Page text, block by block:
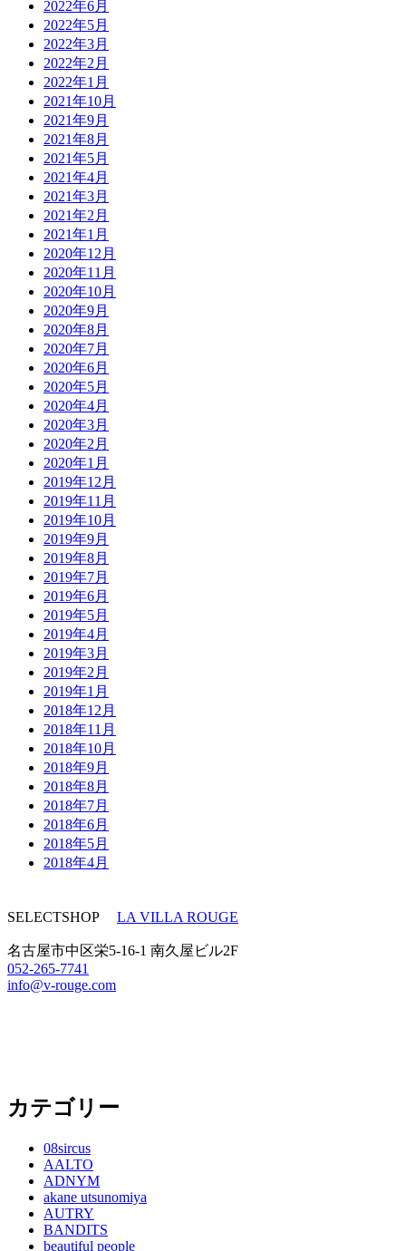
2022年6月
2022年5月
2022年3月
2022年2月
2022年1月
2021年10月
2021年9月
2021年8月
2021年5月
2021年4月
2021年3月
2021年2月
2021年1月
2020年12月
2020年11月
2020年10月
2020年9月
2020年8月
2020年7月
2020年6月
2020年5月
2020年4月
2020年3月
2020年2月
2020年1月
2019年12月
2019年11月
2019年10月
2019年9月
2019年8月
2019年7月
2019年6月
2019年5月
2019年4月
2019年3月
2019年2月
2019年1月
2018年12月
2018年11月
2018年10月
2018年9月
2018年8月
2018年7月
2018年6月
2018年5月
2018年4月
SELECTSHOP LA VILLA ROUGE
名古屋市中区栄5-16-1 南久屋ビル2F
052-265-7741
info@v-rouge.com
カテゴリー
08sircus
AALTO
ADNYM
akane utsunomiya
AUTRY
BANDITS
beautiful people